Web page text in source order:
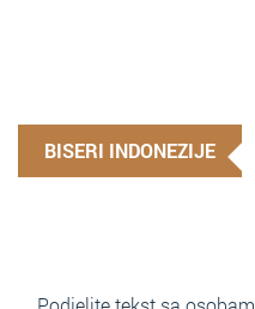
BISERI INDONEZIJE